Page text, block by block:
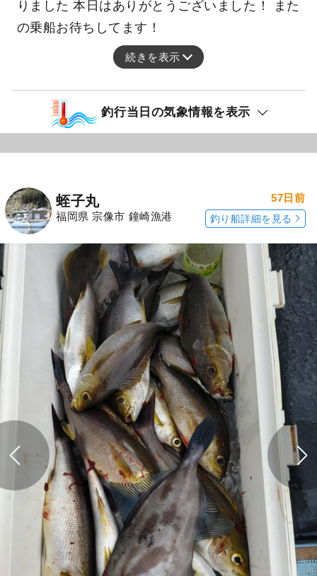
りました 本日はありがとうございました！ また
の乗船お待ちしてます！
続きを表示
釣行当日の気象情報を表示
蛭子丸
福岡県 宗像市 鐘崎漁港
57日前
釣り船詳細を見る